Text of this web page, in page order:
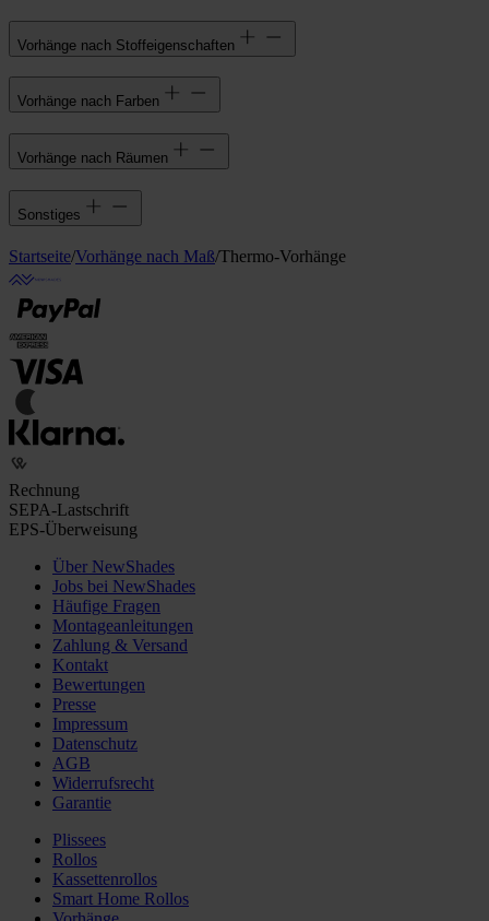
Vorhänge nach Stoffeigenschaften
Vorhänge nach Farben
Vorhänge nach Räumen
Sonstiges
Startseite/Vorhänge nach Maß/Thermo-Vorhänge
Rechnung
SEPA-Lastschrift
EPS-Überweisung
Über NewShades
Jobs bei NewShades
Häufige Fragen
Montageanleitungen
Zahlung & Versand
Kontakt
Bewertungen
Presse
Impressum
Datenschutz
AGB
Widerrufsrecht
Garantie
Plissees
Rollos
Kassettenrollos
Smart Home Rollos